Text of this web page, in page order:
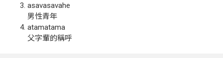
asavasavahe
男性青年
atamatama
父字輩的稱呼